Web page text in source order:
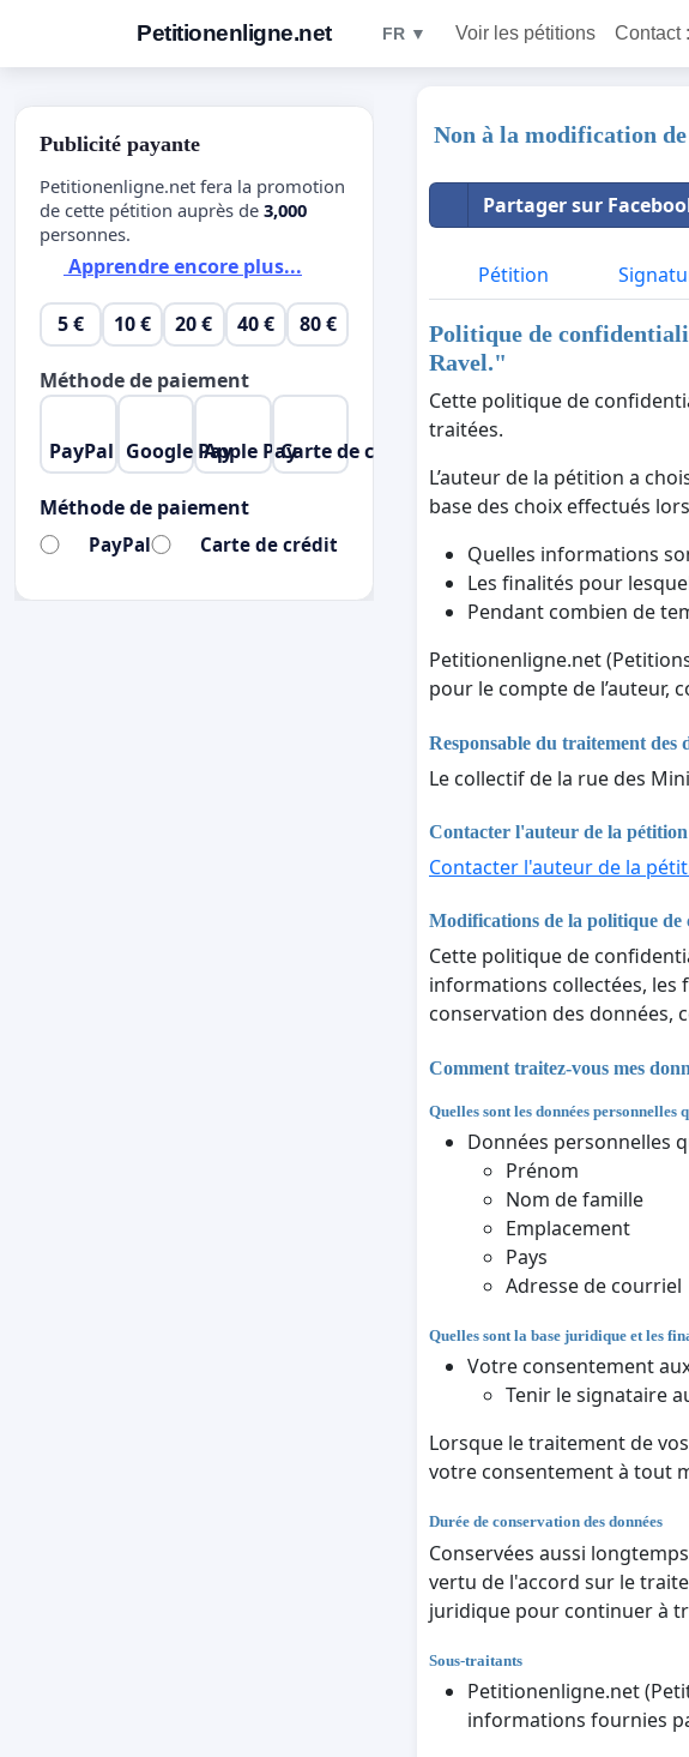
Petitionenligne.net FR ▼ Voir les pétitions Contact :
Non à la modification
Partager sur
Pétition
Politique de
Ravel."
Cette politique de
traitées.
L’auteur de la pétition a
base des choix effectués
Quelles informations
Les finalités pour
Pendant combien de
Petitionenligne.net
pour le compte de l’auteur,
Responsable du traitement des
Le collectif de la rue des
Contacter l'auteur de la pétition
Contacter l'auteur de la
Modifications de la politique de
Cette politique de
informations collectées, les
conservation des données,
Comment traitez-vous mes
Quelles sont les données personnelles
Données personnelles
Prénom
Nom de famille
Emplacement
Pays
Adresse de courriel
Quelles sont la base juridique et les
Votre consentement
Tenir le signataire
Lorsque le traitement de
votre consentement à tout
Durée de conservation des données
Conservées aussi
vertu de l'accord sur le
juridique pour continuer à
Sous-traitants
Petitionenligne.net
informations fournies
Publicité payante
Petitionenligne.net fera la promotion
de cette pétition auprès de 3,000
personnes.
Apprendre encore plus...
5 € 10 € 20 € 40 € 80 €
Méthode de paiement
PayPal Google PayApple PayCarte de crédit
Méthode de paiement
PayPal Carte de crédit